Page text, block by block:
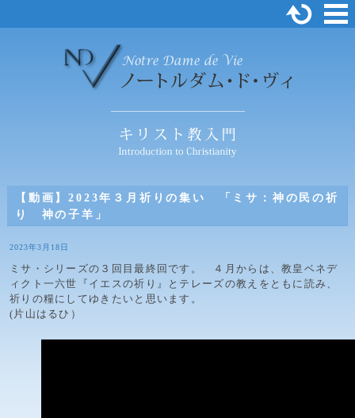
【動画】2023年３月祈りの集い 「ミサ：神の民の祈
り 神の子羊」
2023年3月18日
ミサ・シリーズの３回目最終回です。 ４月からは、教皇ベネデ
ィクト一六世『イエスの祈り』とテレーズの教えをともに読み、
祈りの糧にしてゆきたいと思います。
(片山はるひ）